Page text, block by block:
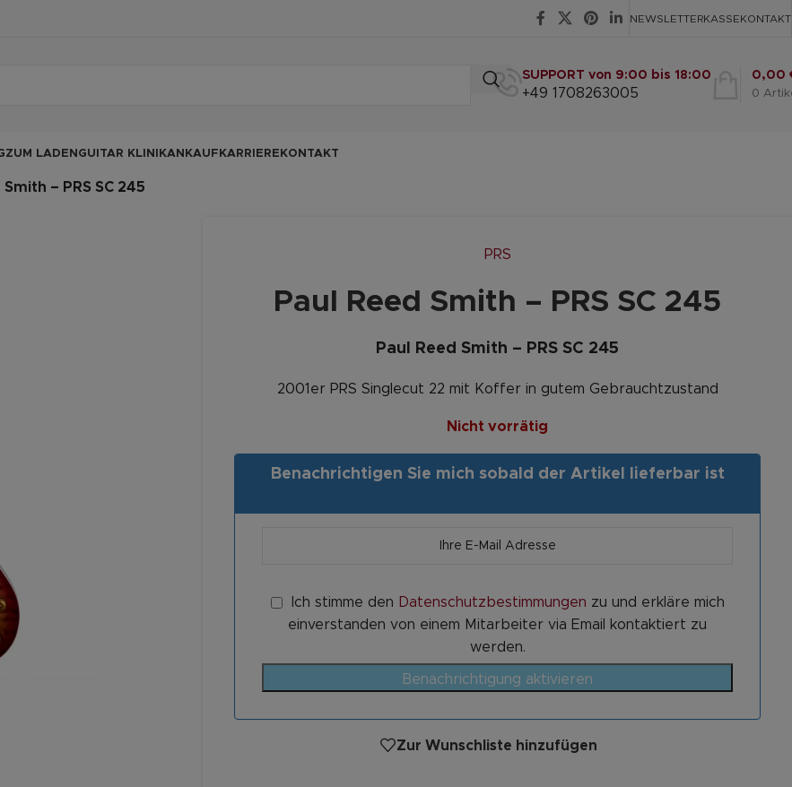
NEWSLETTERKASSEKONTAKT
SUPPORT von 9:00 bis 18:00
+49 1708263005 0
0,00
ZUM LADEN GUITAR KLINIKANKAUF KARRIERE KONTAKT
Smith – PRS SC 245
PRS
Paul Reed Smith – PRS SC 245
Paul Reed Smith – PRS SC 245
2001er PRS Singlecut 22 mit Koffer in gutem Gebrauchtzustand
Nicht vorrätig
Benachrichtigen Sie mich sobald der Artikel lieferbar ist
Ich stimme den Datenschutzbestimmungen zu und erkläre mich
einverstanden von einem Mitarbeiter via Email kontaktiert zu
werden.
Benachrichtigung aktivieren
Zur Wunschliste hinzufügen